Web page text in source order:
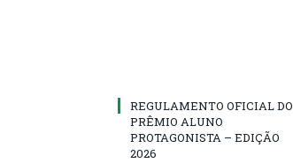
REGULAMENTO OFICIAL DO
PRÊMIO ALUNO
PROTAGONISTA – EDIÇÃO
2026